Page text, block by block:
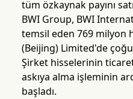
tüm özkaynak payını
BWI Group, BWI
temsil eden 769 milyon
(Beijing) Limited'de
Şirket hisselerinin
askıya alma işleminin
başladı.